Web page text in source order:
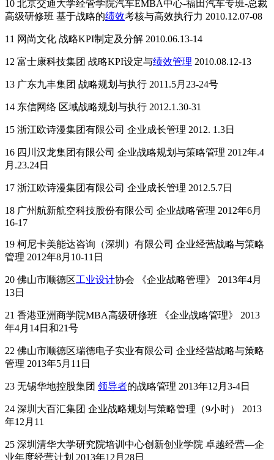
10 北京交通大学经管学院汽车EMBA中心-福田汽车专班-总裁
高级研修班 基于战略的绩效考核与高效执行力 2010.12.07-08
11 网尚文化 战略KPI制定及分解 2010.06.13-14
12 富士康科技集团 战略KPI设定与绩效管理 2010.08.12-13
13 广东九丰集团 战略规划与执行 2011.5月23-24号
14 东信网络 区域战略规划与执行 2012.1.30-31
15 浙江欧诗漫集团有限公司 企业成长管理 2012. 1.3日
16 四川汉龙集团有限公司 企业战略规划与策略管理 2012年.4
月.23.24日
17 浙江欧诗漫集团有限公司 企业成长管理 2012.5.7日
18 广州航新航空科技股份有限公司 企业战略管理 2012年6月
16-17
19 柯尼卡美能达咨询（深圳）有限公司 企业经营战略与策略
管理 2012年8月10-11日
20 佛山市顺德区工业设计协会 《企业战略管理》 2013年4月
13日
21 香港亚洲商学院MBA高级研修班 《企业战略管理》 2013
年4月14日和21号
22 佛山市顺德区瑞德电子实业有限公司 企业经营战略与策略
管理 2013年5月11日
23 无锡华地控股集团 领导者的战略管理 2013年12月3-4日
24 深圳大百汇集团 企业战略规划与策略管理（9小时） 2013
年12月11
25 深圳清华大学研究院培训中心创新创业学院 卓越经营—企
业年度经营计划 2013年12月28日